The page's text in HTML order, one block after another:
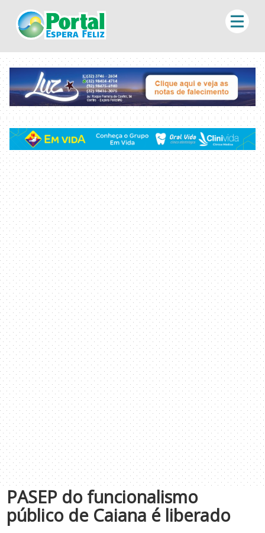
PASEP do funcionalismo
público de Caiana é liberado